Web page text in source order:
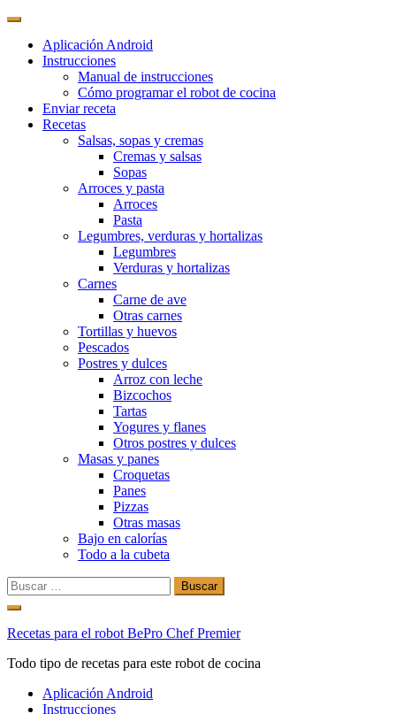
Aplicación Android
Instrucciones
Manual de instrucciones
Cómo programar el robot de cocina
Enviar receta
Recetas
Salsas, sopas y cremas
Cremas y salsas
Sopas
Arroces y pasta
Arroces
Pasta
Legumbres, verduras y hortalizas
Legumbres
Verduras y hortalizas
Carnes
Carne de ave
Otras carnes
Tortillas y huevos
Pescados
Postres y dulces
Arroz con leche
Bizcochos
Tartas
Yogures y flanes
Otros postres y dulces
Masas y panes
Croquetas
Panes
Pizzas
Otras masas
Bajo en calorías
Todo a la cubeta
Buscar:
Ir
contenido
Recetas para el robot BePro Chef Premier
Todo tipo de recetas para este robot de cocina
Aplicación Android
Instrucciones